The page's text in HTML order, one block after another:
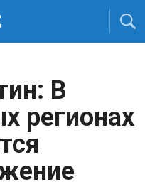
В
регионах